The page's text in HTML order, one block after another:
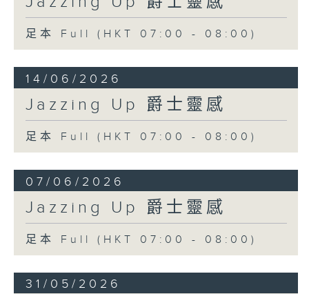
足本 Full (HKT 07:00 - 08:00)
14/06/2026
Jazzing Up 爵士靈感
足本 Full (HKT 07:00 - 08:00)
07/06/2026
Jazzing Up 爵士靈感
足本 Full (HKT 07:00 - 08:00)
31/05/2026